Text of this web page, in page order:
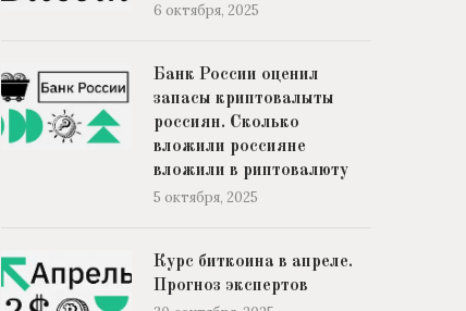
с Ethereum. Список
6 октября, 2025
Банк России оценил
запасы криптовалыты
россиян. Сколько
вложили россияне
вложили в риптовалюту
5 октября, 2025
Курс биткоина в апреле.
Прогноз экспертов